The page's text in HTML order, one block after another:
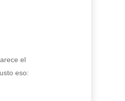
el
eso: